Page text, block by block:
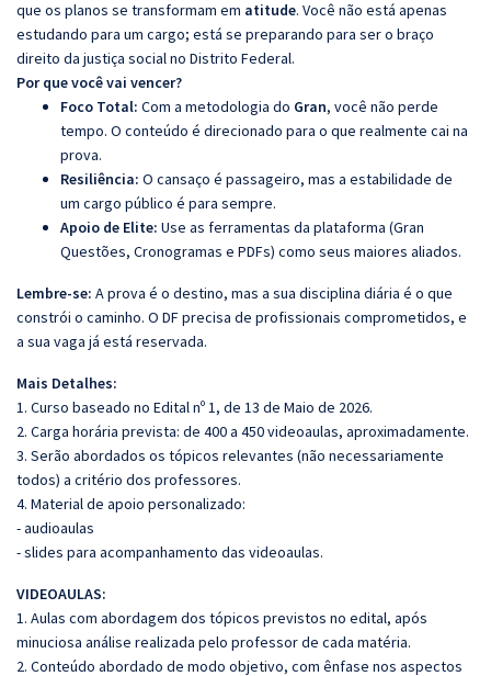
que os planos se transformam em atitude. Você não está apenas
estudando para um cargo; está se preparando para ser o braço
direito da justiça social no Distrito Federal.
Por que você vai vencer?
Foco Total: Com a metodologia do Gran, você não perde
tempo. O conteúdo é direcionado para o que realmente cai na
prova.
Resiliência: O cansaço é passageiro, mas a estabilidade de
um cargo público é para sempre.
Apoio de Elite: Use as ferramentas da plataforma (Gran
Questões, Cronogramas e PDFs) como seus maiores aliados.
Lembre-se: A prova é o destino, mas a sua disciplina diária é o que
constrói o caminho. O DF precisa de profissionais comprometidos, e
a sua vaga já está reservada.
Mais Detalhes:
1. Curso baseado no Edital nº 1, de 13 de Maio de 2026.
2. Carga horária prevista: de 400 a 450 videoaulas, aproximadamente.
3. Serão abordados os tópicos relevantes (não necessariamente
todos) a critério dos professores.
4. Material de apoio personalizado:
- audioaulas
- slides para acompanhamento das videoaulas.
VIDEOAULAS:
1. Aulas com abordagem dos tópicos previstos no edital, após
minuciosa análise realizada pelo professor de cada matéria.
2. Conteúdo abordado de modo objetivo, com ênfase nos aspectos